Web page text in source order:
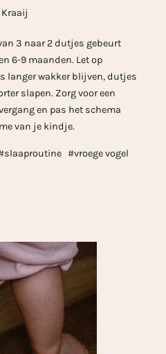
3 naar 2 dutjes gebeurt
6-9 maanden. Let op
langer wakker blijven, dutjes
slapen. Zorg voor een
en pas het schema
van je kindje.
#vroege vogel